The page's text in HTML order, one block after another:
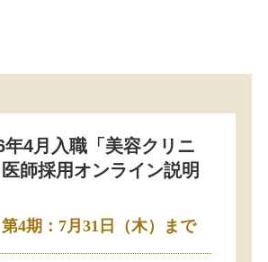
年4月入職「美容クリニ
師採用オンライン説明
第4期：7月31日（木）まで